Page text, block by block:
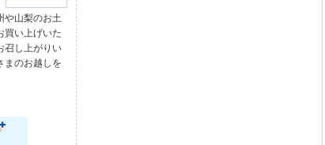
や山梨のお土
買い上げいた
召し上がりい
まのお越しを